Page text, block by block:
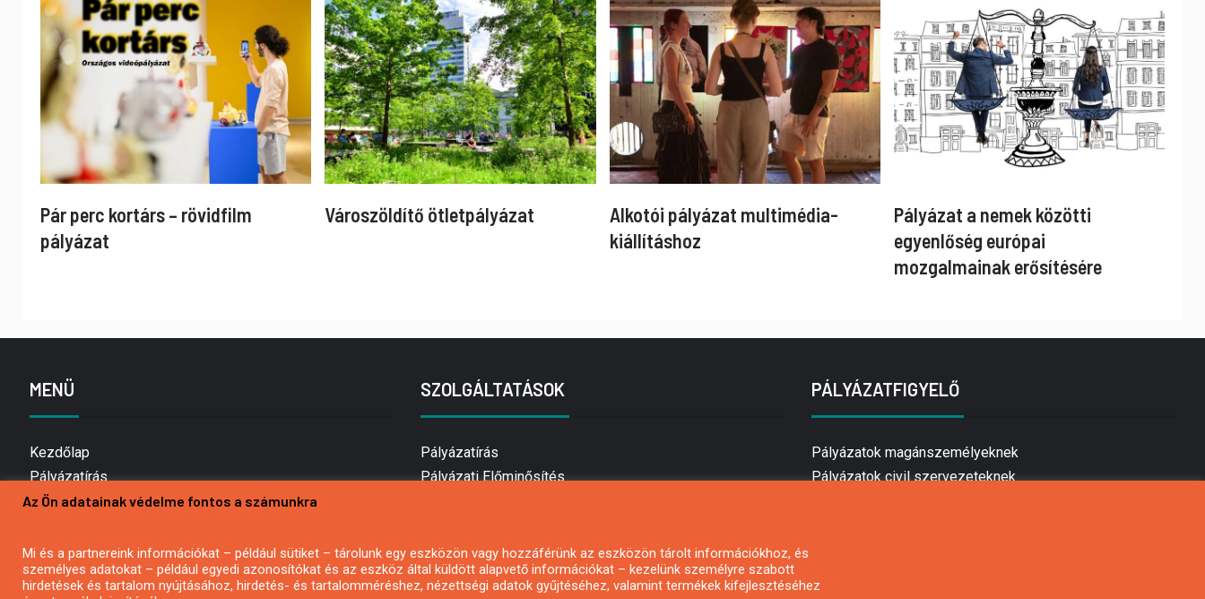
Pár perc kortárs – rövidfilm
pályázat
Városzöldítő ötletpályázat
Alkotói pályázat multimédia-
kiállításhoz
Pályázat a nemek közötti
egyenlőség európai
mozgalmainak erősítésére
MENÜ
Kezdőlap
Pályázatírás
Bemutatkozás
Hírlevél feliratkozás
Impresszum
SZOLGÁLTATÁSOK
Pályázatírás
Pályázati Előminősítés
Mezőgazdasági pályázatírás
Pályázatírás magánszemélyeknek
PÁLYÁZATFIGYELŐ
Pályázatok magánszemélyeknek
Pályázatok civil szervezeteknek
Az Ön adatainak védelme fontos a számunkra
Mi és a partnereink információkat – például sütiket – tárolunk egy eszközön vagy hozzáférünk az eszközön tárolt információkhoz, és
személyes adatokat – például egyedi azonosítókat és az eszköz által küldött alapvető információkat – kezelünk személyre szabott
hirdetések és tartalom nyújtásához, hirdetés- és tartalomméréshez, nézettségi adatok gyűjtéséhez, valamint termékek kifejlesztéséhez